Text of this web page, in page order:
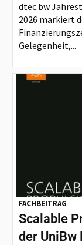
dtec.bw
2026 markiert
Gelegenheit,...
FACHBEITRAG
Scalable
der UniBw